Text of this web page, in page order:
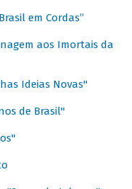
em Cordas”
aos Imortais da
Ideias Novas"
de Brasil"